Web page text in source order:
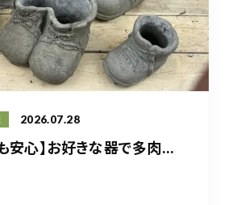
2026.07.28
安心】お好きな器で多肉...